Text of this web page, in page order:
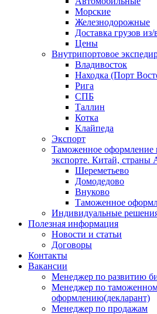
Морские
Железнодорожные
Доставка грузов
Цены
Внутрипортовое
Владивосток
Находка (Порт
Рига
СПБ
Таллин
Котка
Клайпеда
Экспорт
Таможенное оформление
экспорте. Китай,
Шереметьево
Домодедово
Внуково
Таможенное
Индивидуальные
Полезная информация
Новости и статьи
Договоры
Контакты
Вакансии
Менеджер по развитию
Менеджер по
оформлению(декларант)
Менеджер по продажам